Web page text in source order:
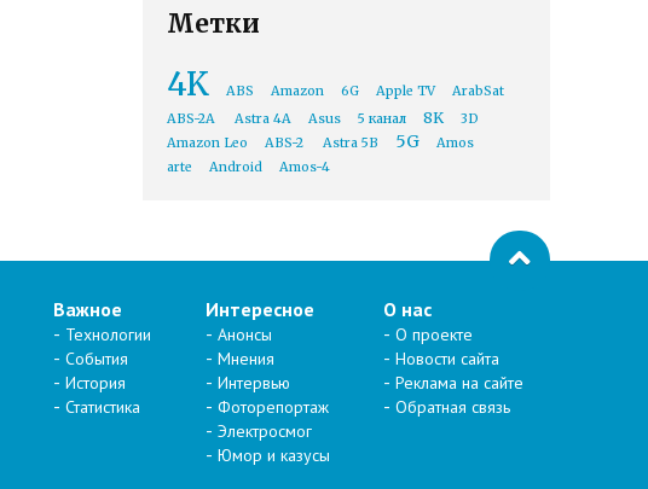
Метки
4K ABS Amazon 6G Apple TV
ArabSat
ABS-2A
Astra 4A Asus 5 канал 8K
3D
Amazon Leo
ABS-2 Astra 5B 5G
Amos
arte
Android Amos-4
Важное
Технологии
События
История
Статистика
Интересное
Анонсы
Мнения
Интервью
Фоторепортаж
Электросмог
Юмор и казусы
О нас
О проекте
Новости сайта
Реклама на сайте
Обратная связь